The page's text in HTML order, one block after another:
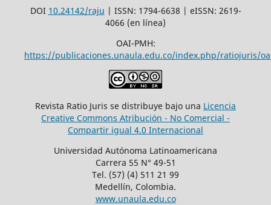
DOI 10.24142/raju | ISSN: 1794-6638 | eISSN: 2619-
4066 (en línea)
OAI-PMH:
https://publicaciones.unaula.edu.co/index.php/ratiojuris/
Revista Ratio Juris se distribuye bajo una Licencia
Creative Commons Atribución - No Comercial -
Compartir igual 4.0 Internacional
Universidad Autónoma Latinoamericana
Carrera 55 N° 49-51
Tel. (57) (4) 511 21 99
Medellín, Colombia.
www.unaula.edu.co